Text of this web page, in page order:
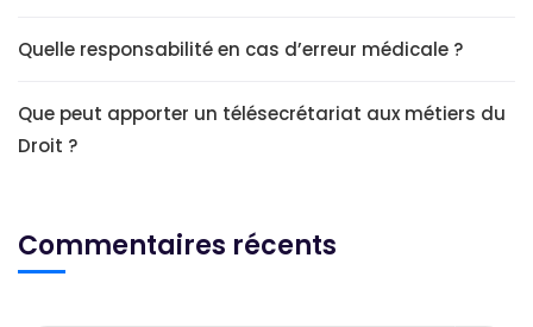
Quelle responsabilité en cas d’erreur médicale ?
Que peut apporter un télésecrétariat aux métiers du
Droit ?
Commentaires récents